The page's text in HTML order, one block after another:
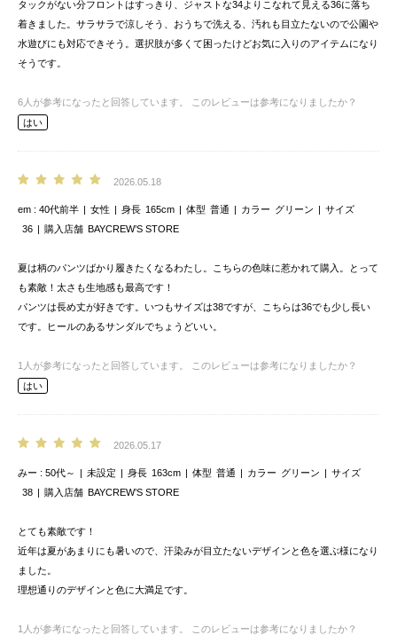
タックがない分フロントはすっきり、ジャストな34よりこなれて見える36に落ち
着きました。サラサラで涼しそう、おうちで洗える、汚れも目立たないので公園や
水遊びにも対応できそう。選択肢が多くて困ったけどお気に入りのアイテムになり
そうです。
6 人が参考になったと回答しています。
このレビューは参考になりましたか？
はい
2026.05.18
em 40代前半 女性 身長 165cm 体型 普通 カラー グリーン
サイズ
36
購入店舗 BAYCREW’S STORE
夏は柄のパンツばかり履きたくなるわたし。こちらの色味に惹かれて購入。とって
も素敵！太さも生地感も最高です！
パンツは長め丈が好きです。いつもサイズは38ですが、こちらは36でも少し長い
です。ヒールのあるサンダルでちょうどいい。
1 人が参考になったと回答しています。
このレビューは参考になりましたか？
はい
2026.05.17
みー 50代～ 未設定 身長 163cm 体型 普通 カラー グリーン
サイズ
38
購入店舗 BAYCREW’S STORE
とても素敵です！
近年は夏があまりにも暑いので、汗染みが目立たないデザインと色を選ぶ様になり
ました。
理想通りのデザインと色に大満足です。
1 人が参考になったと回答しています。
このレビューは参考になりましたか？